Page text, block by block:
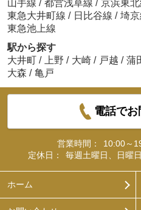
山手線 / 都営浅草線 / 京浜東北
東急大井町線 / 日比谷線 / 埼
東急池上線
駅から探す
大井町 / 上野 / 大崎 / 戸越 / 蒲
大森 / 亀戸
電話で
営業時間：
10:00～
定休日：
毎週土曜日、日曜
ホーム